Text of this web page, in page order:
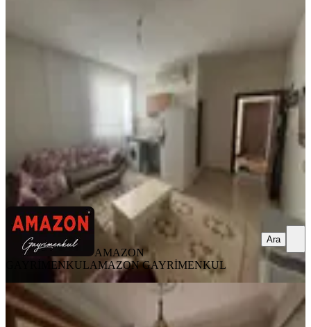
Faturalar Dahil Eşyalı 1+1!!
Dulkadiroğlu, Egemenlik Mahallesi
1+1·60 m² 3. Kat·22.07.2026
AMAZON GAYRİMENKUL AMAZON GAYRİMENKUL
Ara
AMAZON
GAYRİMENKULAMAZON GAYRİMENKUL
Ara
SİTE İÇİ
Amazon'dan Aslanbey İlkokulu
Civarı 2+1 Kiralık Daire!!!